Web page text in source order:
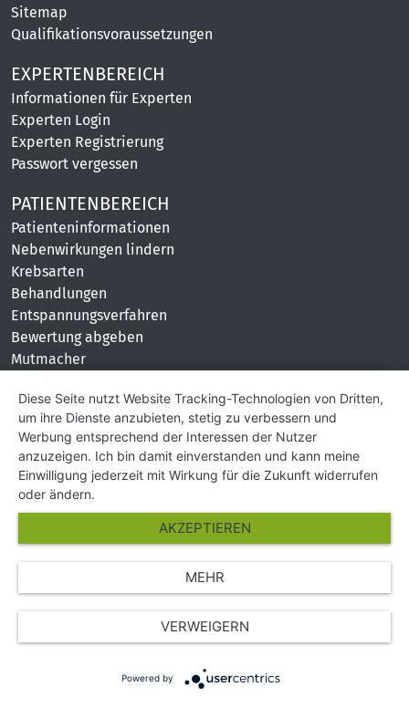
Sitemap
Qualifikationsvoraussetzungen
EXPERTENBEREICH
Informationen für Experten
Experten Login
Experten Registrierung
Passwort vergessen
PATIENTENBEREICH
Patienteninformationen
Nebenwirkungen lindern
Krebsarten
Behandlungen
Entspannungsverfahren
Bewertung abgeben
Mutmacher
KONTAKT
Impressum
Hilfe und Kontakt
Partner
Presse
Über Uns
© Copyright 2026 SGK Stärker gegen Krebs
Diese Seite nutzt Website Tracking-Technologien von Dritten,
um ihre Dienste anzubieten, stetig zu verbessern und
Werbung entsprechend der Interessen der Nutzer
anzuzeigen. Ich bin damit einverstanden und kann meine
Einwilligung jederzeit mit Wirkung für die Zukunft widerrufen
oder ändern.
VERWEIGERN
AKZEPTIEREN
MEHR
Powered by